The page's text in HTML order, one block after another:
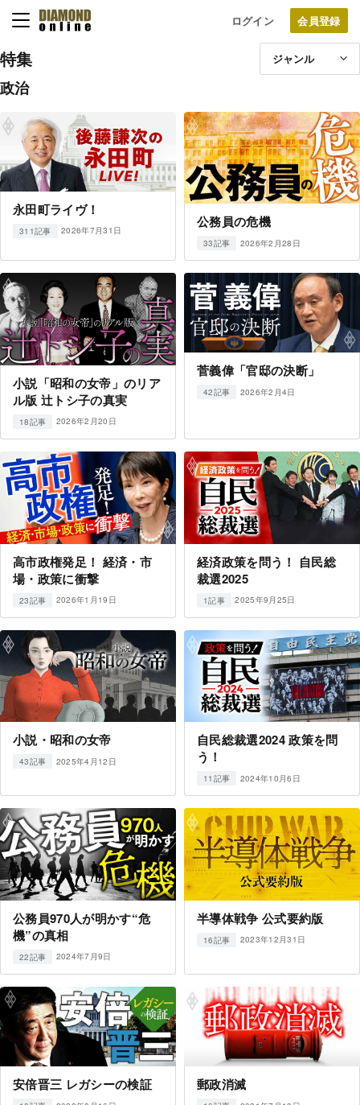
ログイン
特集 ジャンル
政治
永田町ライヴ！
311記事 2026年7月31日
公務員の危機
33記事 2026年2月28日
小説「昭和の女帝」のリア
ル版 辻トシ子の真実
18記事 2026年2月20日
菅義偉「官邸の決断」
42記事 2026年2月4日
高市政権発足！ 経済・市
場・政策に衝撃
23記事 2026年1月19日
経済政策を問う！ 自民総
裁選2025
1記事 2025年9月25日
小説・昭和の女帝
43記事 2025年4月12日
自民総裁選2024 政策を問
う！
11記事 2024年10月6日
公務員970人が明かす“危
機”の真相
22記事 2024年7月9日
半導体戦争 公式要約版
16記事 2023年12月31日
安倍晋三 レガシーの検証 郵政消滅